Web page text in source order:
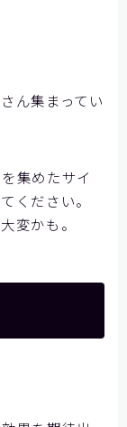
ん集まってい
集めたサイ
ください。
変かも。